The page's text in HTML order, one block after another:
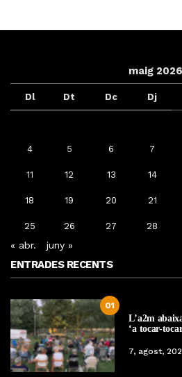
maig 2026
Dl Dt Dc Dj
4 5 6 7
11 12 13 14
18 19 20 21
25 26 27 28
« abr. juny »
ENTRADES RECENTS
01
L’a2m
‘a tocar-
7, agost,